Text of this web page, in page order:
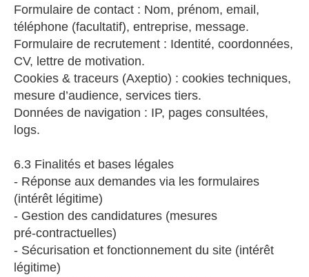
Formulaire de contact : Nom, prénom, email,
téléphone (facultatif), entreprise, message.
Formulaire de recrutement : Identité, coordonnées,
CV, lettre de motivation.
Cookies & traceurs (Axeptio) : cookies techniques,
mesure d’audience, services tiers.
Données de navigation : IP, pages consultées,
logs.
6.3 Finalités et bases légales
- Réponse aux demandes via les formulaires
(intérêt légitime)
- Gestion des candidatures (mesures
pré‑contractuelles)
- Sécurisation et fonctionnement du site (intérêt
légitime)